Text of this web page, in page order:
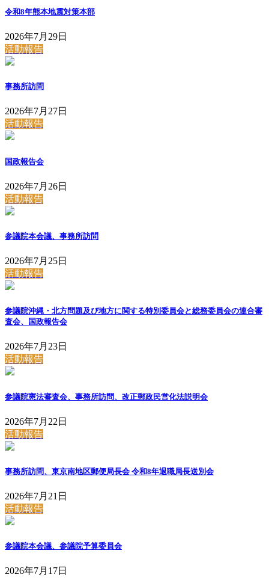
令和8年熊本地震対策本部
2026年7月29日
活動報告
事務所訪問
2026年7月27日
活動報告
国政報告会
2026年7月26日
活動報告
参議院本会議、事務所訪問
2026年7月25日
活動報告
参議院沖縄・北方問題及び地方に関する特別委員会と総務委員会の連合審
査会、国政報告会
2026年7月23日
活動報告
参議院憲法審査会、事務所訪問、改正郵政民営化法説明会
2026年7月22日
活動報告
事務所訪問、東京南地区郵便局長会 令和8年退職局長送別会
2026年7月21日
活動報告
参議院本会議、参議院予算委員会
2026年7月17日